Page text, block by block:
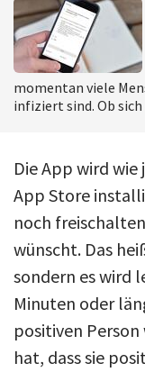
momentan viele
infiziert sind. Ob
Die App wird wie
App Store
noch
wünscht. Das
sondern es wird
Minuten oder
positiven
hat, dass sie